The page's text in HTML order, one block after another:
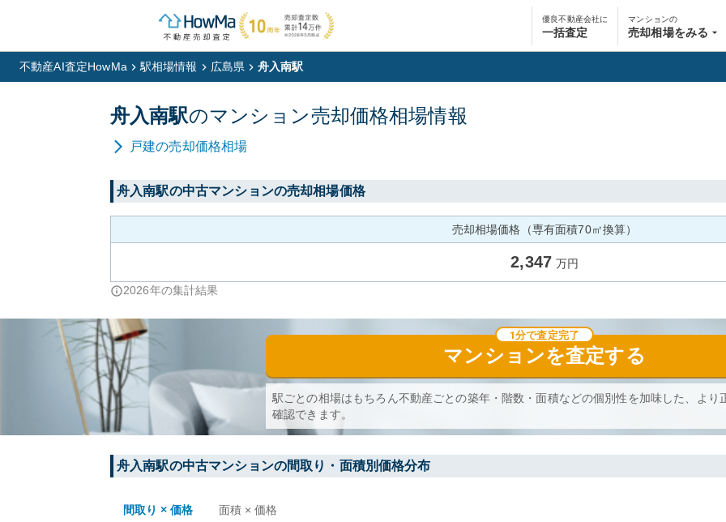
優良不動産会社に
一括査定
マンションの
売却相場をみる
不動産AI査定HowMa 駅相場情報 広島県 舟入南駅
舟入南駅のマンション売却価格相場情報
戸建の売却価格相場
舟入南駅の中古マンションの売却相場価格
売却相場価格（専有面積70㎡換算）
2,347 万円
2026年の集計結果
マンションを査定する
1分で査定完了
駅ごとの相場はもちろん不動産ごとの築年・階数・面積などの個別性を加味した、より
確認できます。
舟入南駅の中古マンションの間取り・面積別価格分布
間取り × 価格 面積 × 価格